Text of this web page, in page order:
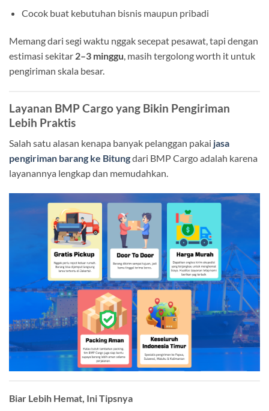
Cocok buat kebutuhan bisnis maupun pribadi
Memang dari segi waktu nggak secepat pesawat, tapi dengan
estimasi sekitar 2–3 minggu, masih tergolong worth it untuk
pengiriman skala besar.
Layanan BMP Cargo yang Bikin Pengiriman
Lebih Praktis
Salah satu alasan kenapa banyak pelanggan pakai jasa
pengiriman barang ke Bitungdari BMP Cargo adalah karena
layanannya lengkap dan memudahkan.
Biar Lebih Hemat, Ini Tipsnya